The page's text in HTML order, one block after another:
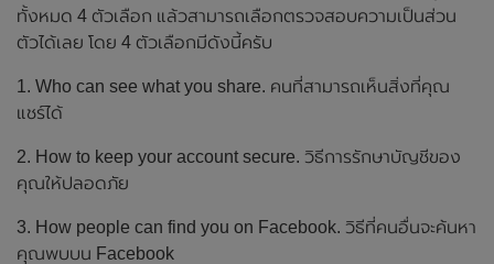
ทั้งหมด 4 ตัวเลือก แล้วสามารถเลือกตรวจสอบความเป็นส่วน
ตัวได้เลย โดย 4 ตัวเลือกมีดังนี้ครับ
1. Who can see what you share. คนที่สามารถเห็นสิ่งที่คุณ
แชร์ได้
2. How to keep your account secure. วิธีการรักษาบัญชีของ
คุณให้ปลอดภัย
3. How people can find you on Facebook. วิธีที่คนอื่นจะค้นหา
คุณพบบน Facebook